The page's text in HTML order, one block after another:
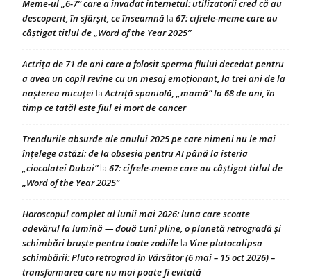
Meme-ul „6-7” care a invadat internetul: utilizatorii cred că au
descoperit, în sfârșit, ce înseamnă la 67: cifrele-meme care au
câștigat titlul de „Word of the Year 2025”
Actrița de 71 de ani care a folosit sperma fiului decedat pentru
a avea un copil revine cu un mesaj emoționant, la trei ani de la
nașterea micuței laActriță spaniolă, „mamă” la 68 de ani, în
timp ce tatăl este fiul ei mort de cancer
Trendurile absurde ale anului 2025 pe care nimeni nu le mai
înțelege astăzi: de la obsesia pentru AI până la isteria
„ciocolatei Dubai”la 67: cifrele-meme care au câștigat titlul de
„Word of the Year 2025”
Horoscopul complet al lunii mai 2026: luna care scoate
adevărul la lumină — două Luni pline, o planetă retrogradă și
schimbări bruște pentru toate zodiile la Vine plutocalipsa
schimbării: Pluto retrograd în Vărsător (6 mai – 15 oct 2026) –
transformarea care nu mai poate fi evitată